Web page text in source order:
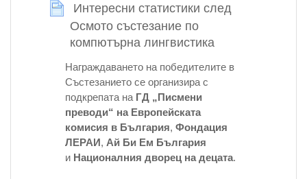
Интересни статистики след
Осмото състезание по
компютърна лингвистикаСтраница
Награждаването на победителите в
Състезанието се организира с
подкрепата на ГД „Писмени
преводи“ на Европейската
комисия в България, Фондация
ЛЕРАИ, Ай Би Ем България
и Националния дворец на децата.